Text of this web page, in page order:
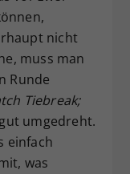
nicht
muss man
Runde
Tiebreak;
umgedreht.
einfach
was